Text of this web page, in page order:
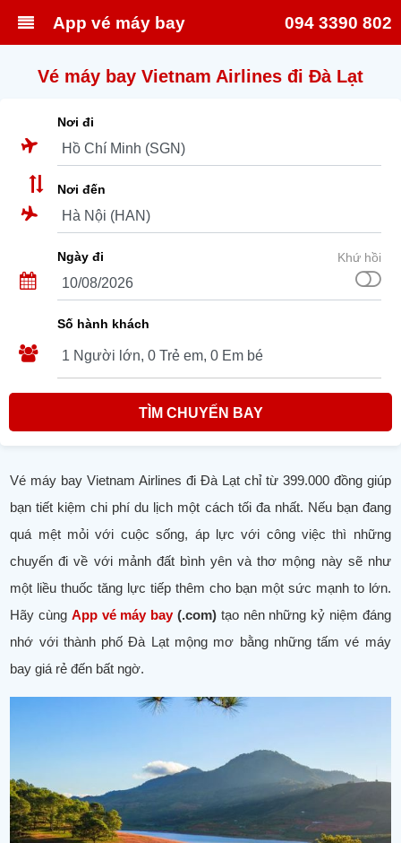
App vé máy bay 094 3390 802
Vé máy bay Vietnam Airlines đi Đà Lạt
Nơi đi
Nơi đến
Ngày đi Khứ hồi
Số hành khách
TÌM CHUYẾN BAY
Vé máy bay Vietnam Airlines đi Đà Lạt chỉ từ 399.000 đồng giúp
bạn tiết kiệm chi phí du lịch một cách tối đa nhất. Nếu bạn đang
quá mệt mỏi với cuộc sống, áp lực với công việc thì những
chuyến đi về với mảnh đất bình yên và thơ mộng này sẽ như
một liều thuốc tăng lực tiếp thêm cho bạn một sức mạnh to lớn.
Hãy cùng App vé máy bay(.com) tạo nên những kỷ niệm đáng
nhớ với thành phố Đà Lạt mộng mơ bằng những tấm vé máy
bay giá rẻ đến bất ngờ.